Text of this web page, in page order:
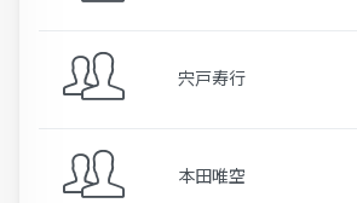
宍戸寿行
本田唯空